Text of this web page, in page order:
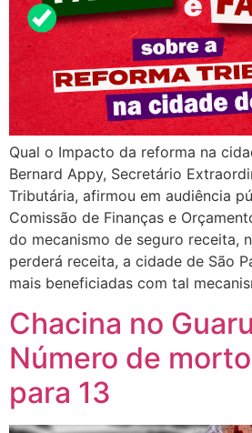
Qual o Impacto da reforma na
Bernard Appy, Secretário
Tributária, afirmou em audiência
Comissão de Finanças e
do mecanismo de seguro receita,
perderá receita, a cidade de São
mais beneficiadas com tal
Chacina no
Número de
para 13